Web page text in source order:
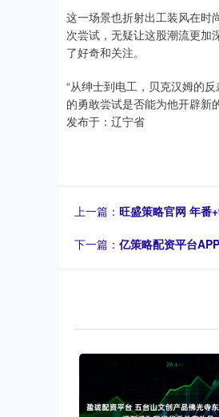
这一场景也折射出工装风在时
次尝试，无疑让这股潮流更加
了好奇和关注。
“从绅士到电工，贝克汉姆的
的勇敢尝试是否能为他开辟新
发布于：辽宁省
上一篇： 旺盛策略官网 年番
下一篇： 亿策略配资平台